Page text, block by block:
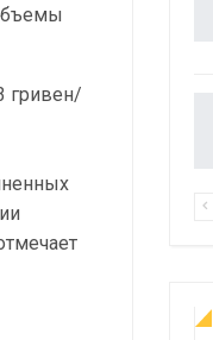
гривен/